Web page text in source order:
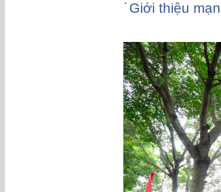
Giới thiệu